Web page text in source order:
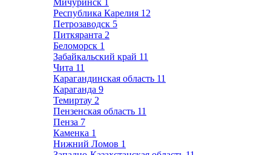
Мичуринск 1
Республика Карелия 12
Петрозаводск 5
Питкяранта 2
Беломорск 1
Забайкальский край 11
Чита 11
Карагандинская область 11
Караганда 9
Темиртау 2
Пензенская область 11
Пенза 7
Каменка 1
Нижний Ломов 1